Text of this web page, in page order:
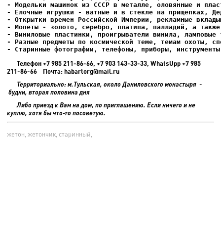
- Елочные игрушки - ватные и в стекле на прищепках,
- Старинные фотографии, телефоны, приборы,
Телефон +7 985 211-86-66, +7 903 143-33-33, WhatsUpp +7 985
211-86-66 Почта: habartorg@mail.ru
Территориально: м.Тульская, около Даниловского монастыря -
будни, вторая половина дня
Либо приезд к Вам на дом, по приглашению. Если ничего и не
куплю, хотя бы что-то посоветую.
жетон, жетончик, старинный,